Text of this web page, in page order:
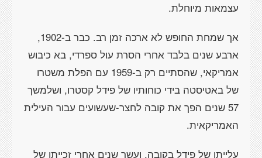
עצמאות מיוחלת.
אך שמחת החופש לא ארכה זמן רב. כבר ב-1902,
ארבע שנים בלבד אחרי הסרת עול ספרדי, בא כיבוש
אמריקאי, שהסתיים רק ב-1959 עם הפלת משטרו
של באטיסטה בידי כוחותיו של פידל קסטרו, ושלמשך
57 שנים הפך את קובה לחצר-שעשועים עבור העילית
האמריקאית.
עלייתו של פידל בקובה, ועשר שנים אחרי זכייתו של